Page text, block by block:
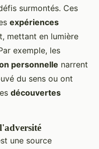
surmontés. Ces
expériences
mettant en lumière
exemple, les
personnelle narrent
du sens ou ont
découvertes
une source